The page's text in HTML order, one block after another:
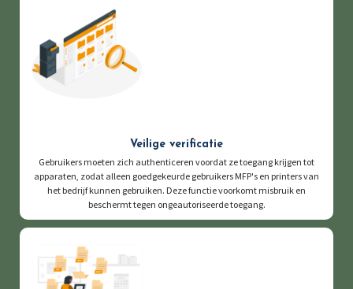
Veilige verificatie
Gebruikers moeten zich authenticeren voordat ze toegang krijgen tot
apparaten, zodat alleen goedgekeurde gebruikers MFP's en printers van
het bedrijf kunnen gebruiken. Deze functie voorkomt misbruik en
beschermt tegen ongeautoriseerde toegang.